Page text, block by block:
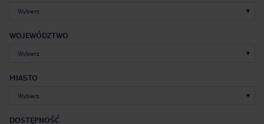
WOJEWÓDZTWO
MIASTO
DOSTĘPNOŚĆ